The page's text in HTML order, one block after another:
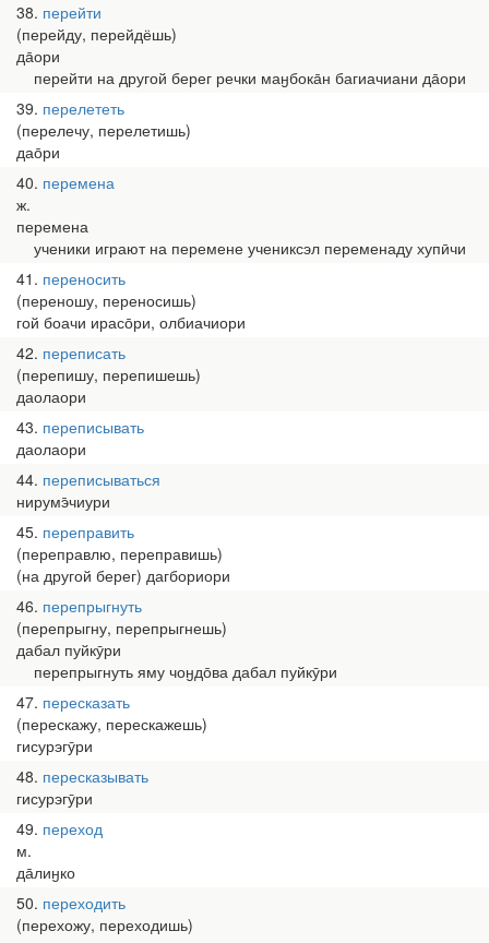
38 перейти
(перейду, перейдёшь)
да̄ори
перейти на другой берег речки маӈбока̄н багиачиани да̄ори
39 перелететь
(перелечу, перелетишь)
дао̄ри
40 перемена
ж.
перемена
ученики играют на перемене учениксэл переменаду хупӣчи
41 переносить
(переношу, переносишь)
гой боачи ирасо̄ри, олбиачиори
42 переписать
(перепишу, перепишешь)
даолаори
43 переписывать
даолаори
44 переписываться
нирумэ̄чиури
45 переправить
(переправлю, переправишь)
(на другой берег) дагбориори
46 перепрыгнуть
(перепрыгну, перепрыгнешь)
дабал пуйкӯри
перепрыгнуть яму чоӈдо̄ва дабал пуйкӯри
47 пересказать
(перескажу, перескажешь)
гисурэгӯри
48 пересказывать
гисурэгӯри
49 переход
м.
да̄лиӈко
50 переходить
(перехожу, переходишь)